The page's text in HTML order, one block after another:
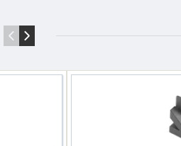
‹ ›